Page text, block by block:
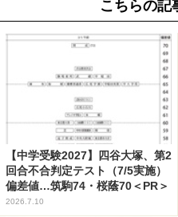
こちらの記
【中学受験2027】四谷大塚、第2
回合不合判定テスト（7/5実施）
偏差値…筑駒74・桜蔭70＜PR＞
2026.7.10